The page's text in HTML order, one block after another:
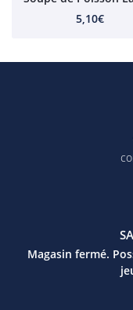
5,10€
Magasin fermé.